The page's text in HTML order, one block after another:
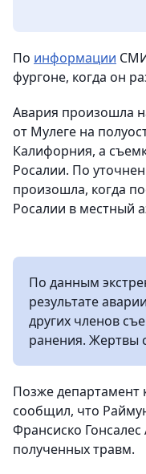
По информации
фургоне, когда он
Авария произошла
от Мулеге на
Калифорния, а
Росалии. По
произошла, когда
Росалии в местный
По данным
результате
других членов
ранения. Жертвы
Позже
сообщил, что
Франсиско
полученных травм.